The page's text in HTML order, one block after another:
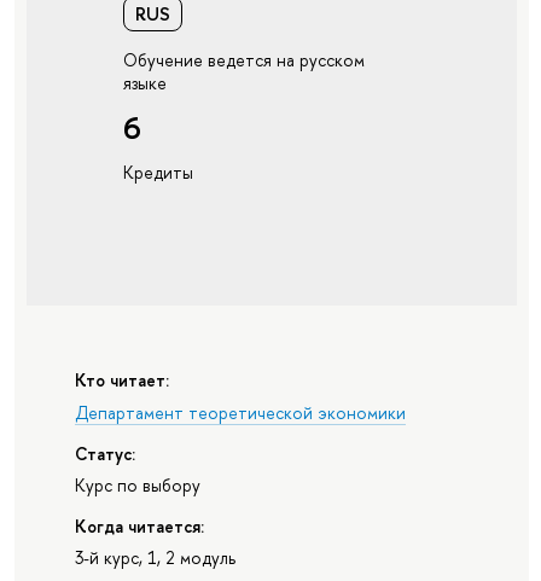
RUS
Обучение ведется на русском
языке
6
Кредиты
Кто читает:
Департамент теоретической экономики
Статус:
Курс по выбору
Когда читается:
3-й курс, 1, 2 модуль